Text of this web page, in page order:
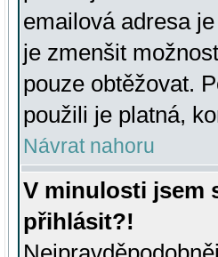
emailová adresa
je zmenšit
pouze obtěžovat.
použili je platná,
Návrat nahoru
V minulosti jsem
přihlásit?!